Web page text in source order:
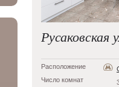
Русаковская
Расположение
Число комнат